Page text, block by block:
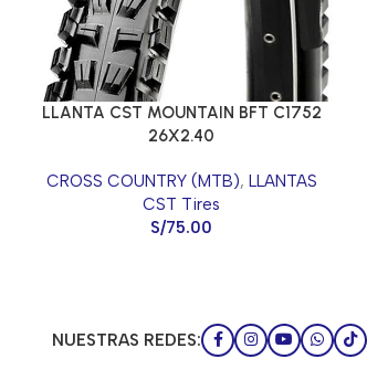
LLANTA CST MOUNTAIN BFT C1752
26X2.40
CROSS COUNTRY (MTB), LLANTAS
CST Tires
S/75.00
NUESTRAS REDES: